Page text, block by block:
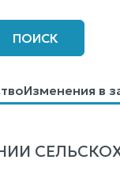
ПОИСК
Изменения в